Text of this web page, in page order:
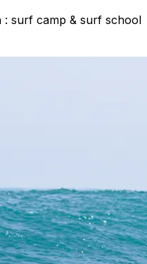
: surf camp & surf school